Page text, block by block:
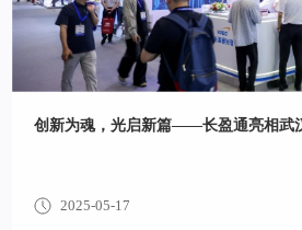
创新为魂，光启新篇——长盈通亮相武
2025-05-17